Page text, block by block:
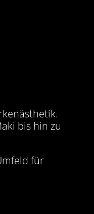
bis hin zu
für